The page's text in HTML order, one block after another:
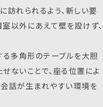
訪れられるよう、新しい要
以外にあえて壁を設けず、
多角形のテーブルを大胆
ないことで、座る位置によ
話が生まれやすい環境を